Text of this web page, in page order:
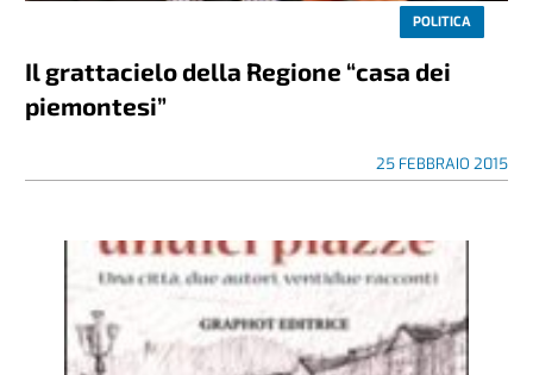
POLITICA
Il grattacielo della Regione “casa dei
piemontesi”
25 FEBBRAIO 2015